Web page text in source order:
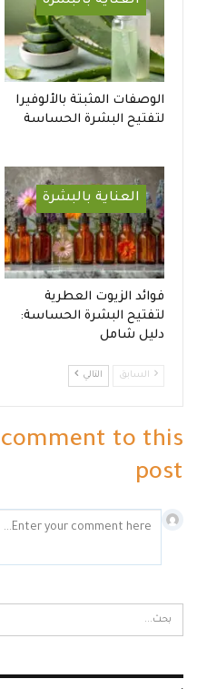
الوصفات المثبتة بالألوفيرا
لتفتيح البشرة الحساسة
العناية بالبشرة
فوائد الزيوت العطرية
لتفتيح البشرة الحساسة:
دليل شامل
السابق التالي
to this
post